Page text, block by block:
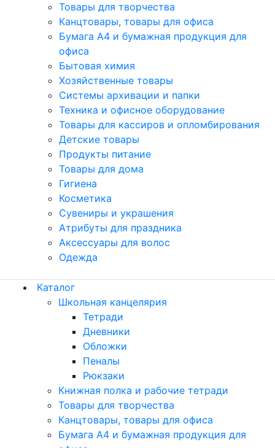
Товары для творчества
Канцтовары, товары для офиса
Бумага А4 и бумажная продукция для
офиса
Бытовая химия
Хозяйственные товары
Системы архивации и папки
Техника и офисное оборудование
Товары для кассиров и опломбирования
Детские товары
Продукты питание
Товары для дома
Гигиена
Косметика
Сувениры и украшения
Атрибуты для праздника
Аксеcсуары для волос
Одежда
Каталог
Школьная канцелярия
Тетради
Дневники
Обложки
Пеналы
Рюкзаки
Книжная полка и рабочие тетради
Товары для творчества
Канцтовары, товары для офиса
Бумага А4 и бумажная продукция для